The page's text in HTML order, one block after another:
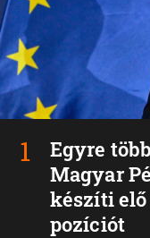
Egyre
Magyar
készíti
pozíciót